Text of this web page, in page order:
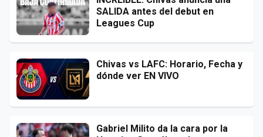
SALIDA antes del debut en
Leagues Cup
Chivas vs LAFC: Horario, Fecha y
dónde ver EN VIVO
Gabriel Milito da la cara por la